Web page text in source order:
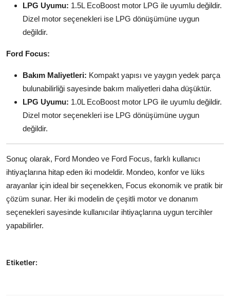
LPG Uyumu: 1.5L EcoBoost motor LPG ile uyumlu değildir.
Dizel motor seçenekleri ise LPG dönüşümüne uygun
değildir.
Ford Focus:
Bakım Maliyetleri: Kompakt yapısı ve yaygın yedek parça
bulunabilirliği sayesinde bakım maliyetleri daha düşüktür.
LPG Uyumu: 1.0L EcoBoost motor LPG ile uyumlu değildir.
Dizel motor seçenekleri ise LPG dönüşümüne uygun
değildir.
Sonuç olarak, Ford Mondeo ve Ford Focus, farklı kullanıcı
ihtiyaçlarına hitap eden iki modeldir. Mondeo, konfor ve lüks
arayanlar için ideal bir seçenekken, Focus ekonomik ve pratik bir
çözüm sunar. Her iki modelin de çeşitli motor ve donanım
seçenekleri sayesinde kullanıcılar ihtiyaçlarına uygun tercihler
yapabilirler.
Etiketler: